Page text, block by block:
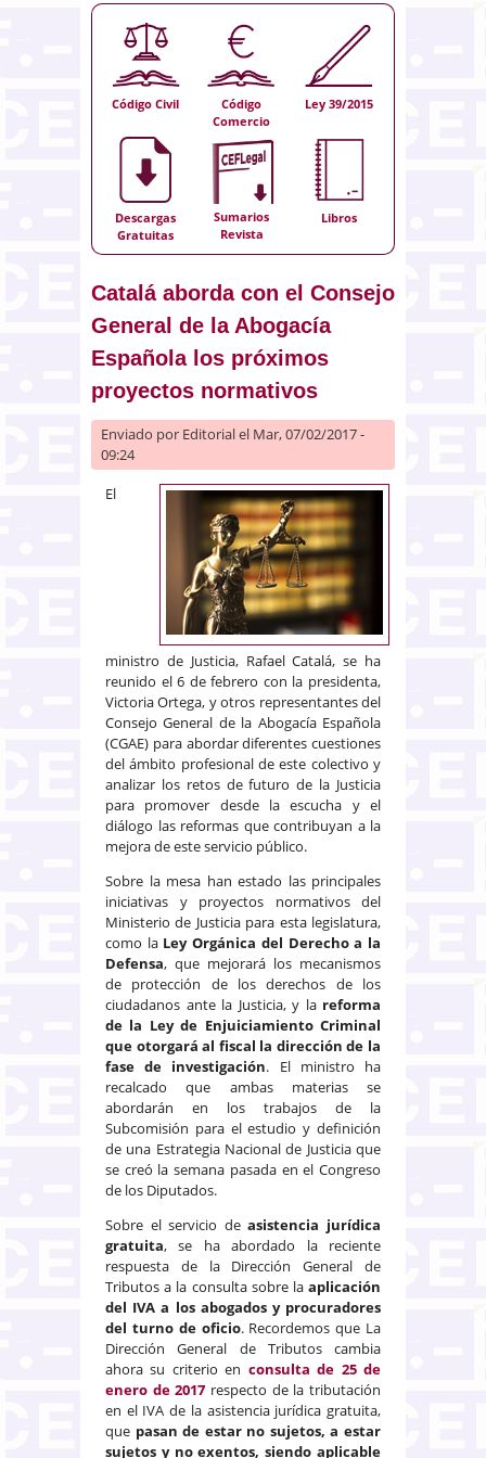
Código Civil
Código
Comercio
Ley 39/2015
Descargas
Gratuitas
Sumarios
Revista
Libros
Catalá aborda con el Consejo
General de la Abogacía
Española los próximos
proyectos normativos
Enviado por Editorialel Mar, 07/02/2017 -
09:24
El
ministro de Justicia, Rafael Catalá, se ha
reunido el 6 de febrero con la presidenta,
Victoria Ortega, y otros representantes del
Consejo General de la Abogacía Española
(CGAE) para abordar diferentes cuestiones
del ámbito profesional de este colectivo y
analizar los retos de futuro de la Justicia
para promover desde la escucha y el
diálogo las reformas que contribuyan a la
mejora de este servicio público.
Sobre la mesa han estado las principales
iniciativas y proyectos normativos del
Ministerio de Justicia para esta legislatura,
como la Ley Orgánica del Derecho a la
Defensa, que mejorará los mecanismos
de protección de los derechos de los
ciudadanos ante la Justicia, y la reforma
de la Ley de Enjuiciamiento Criminal
que otorgará al fiscal la dirección de la
fase de investigación. El ministro ha
recalcado que ambas materias se
abordarán en los trabajos de la
Subcomisión para el estudio y definición
de una Estrategia Nacional de Justicia que
se creó la semana pasada en el Congreso
de los Diputados.
Sobre el servicio deasistencia jurídica
gratuita, se ha abordado la reciente
respuesta de la Dirección General de
Tributos a la consulta sobre la aplicación
del IVA a los abogados y procuradores
del turno de oficio. Recordemos que La
Dirección General de Tributos cambia
ahora su criterio en consulta de 25 de
enero de 2017 respecto de la tributación
en el IVA de la asistencia jurídica gratuita,
que pasan de estar no sujetos, a estar
sujetos y no exentos, siendo aplicable